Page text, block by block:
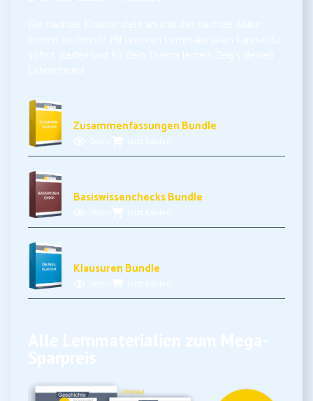
Zusammenfassungen Bundle
Basiswissenchecks Bundle
Klausuren Bundle